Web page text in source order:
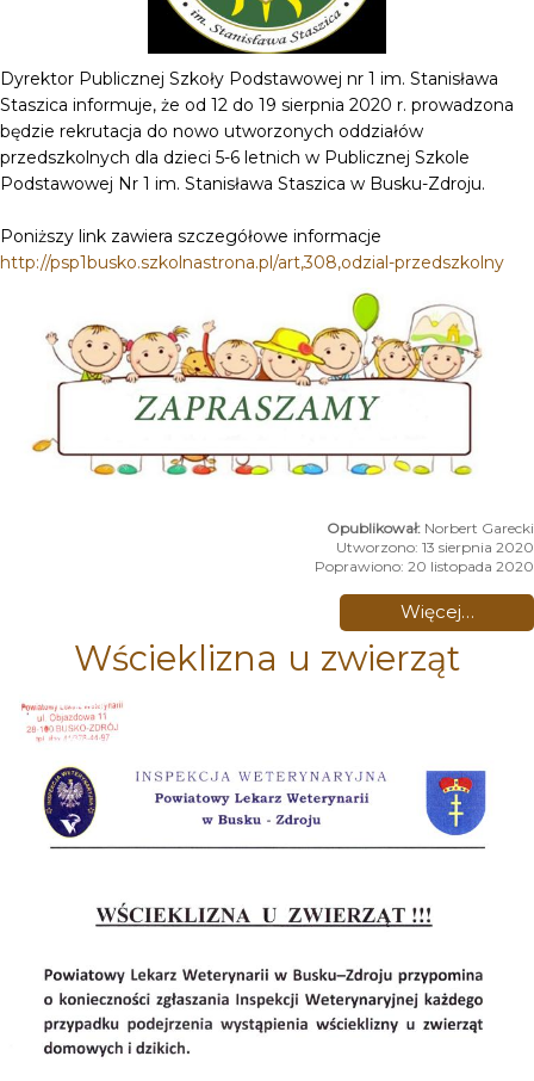
Dyrektor Publicznej Szkoły Podstawowej nr 1 im. Stanisława
Staszica informuje, że od 12 do 19 sierpnia 2020 r. prowadzona
będzie rekrutacja do nowo utworzonych oddziałów
przedszkolnych dla dzieci 5-6 letnich w Publicznej Szkole
Podstawowej Nr 1 im. Stanisława Staszica w Busku-Zdroju.
Poniższy link zawiera szczegółowe informacje
http://psp1busko.szkolnastrona.pl/art,308,odzial-przedszkolny
Norbert Garecki
Utworzono: 13 sierpnia 2020
Poprawiono: 20 listopada 2020
Więcej…
Wścieklizna u zwierząt